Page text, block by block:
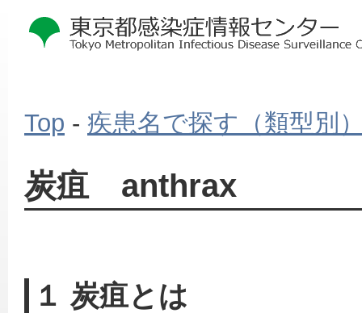
Top - 疾患名で探す（類型別
本
文
こ
炭疽 anthrax
１ 炭疽とは